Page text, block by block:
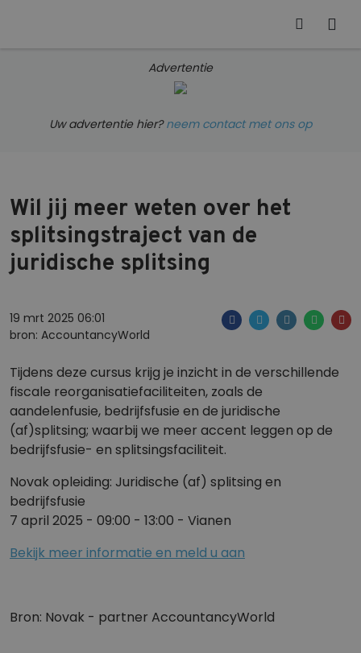
Advertentie
Uw advertentie hier?neem contact met ons op
Wil jij meer weten over het
splitsingstraject van de
juridische splitsing
19 mrt 2025 06:01
bron: AccountancyWorld
Tijdens deze cursus krijg je inzicht in de verschillende
fiscale reorganisatiefaciliteiten, zoals de
aandelenfusie, bedrijfsfusie en de juridische
(af)splitsing; waarbij we meer accent leggen op de
bedrijfsfusie- en splitsingsfaciliteit.
Novak opleiding: Juridische (af) splitsing en
bedrijfsfusie
7 april 2025 - 09:00 - 13:00 - Vianen
Bekijk meer informatie en meld u aan
Bron: Novak - partner AccountancyWorld